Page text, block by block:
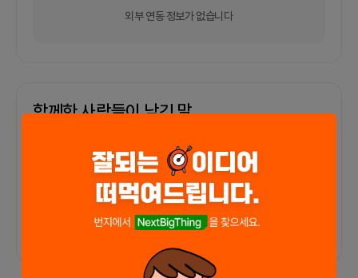
외부 연동 정보가 없습니다
함께한 사람들이 남긴 말
0 프로젝트 0 프로챗 0
아직 후기가 도착하지 않았습니다